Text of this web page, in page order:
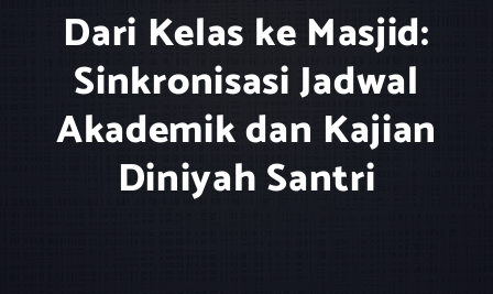
Dari Kelas ke Masjid:
Sinkronisasi Jadwal
Akademik dan Kajian
Diniyah Santri